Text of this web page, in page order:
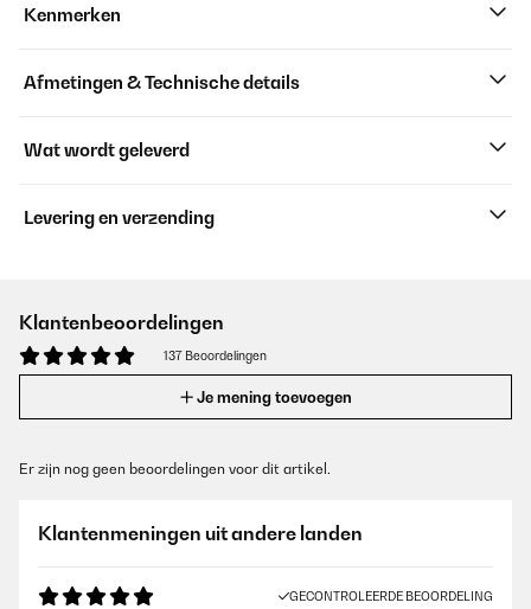
Kenmerken
Afmetingen & Technische details
Wat wordt geleverd
Levering en verzending
Klantenbeoordelingen
137 Beoordelingen
Je mening toevoegen
Er zijn nog geen beoordelingen voor dit artikel.
Klantenmeningen uit andere landen
GECONTROLEERDE BEOORDELING